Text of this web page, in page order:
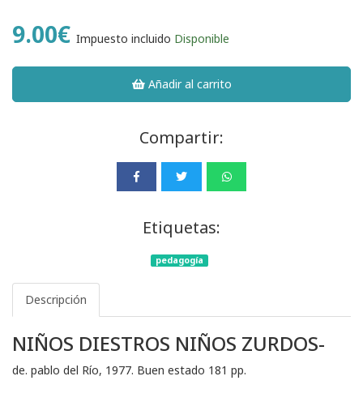
9.00€ Impuesto incluido Disponible
Añadir al carrito
Compartir:
Etiquetas:
pedagogía
Descripción
NIÑOS DIESTROS NIÑOS ZURDOS-
de. pablo del Río, 1977. Buen estado 181 pp.